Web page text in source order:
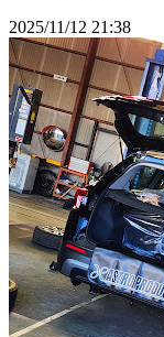
2025/11/12 21:38